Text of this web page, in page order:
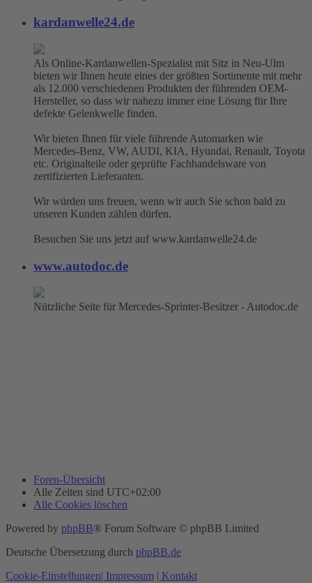
kardanwelle24.de
Als Online-Kardanwellen-Spezialist mit Sitz in Neu-Ulm
bieten wir Ihnen heute eines der größten Sortimente mit mehr
als 12.000 verschiedenen Produkten der führenden OEM-
Hersteller, so dass wir nahezu immer eine Lösung für Ihre
defekte Gelenkwelle finden.
Wir bieten Ihnen für viele führende Automarken wie
Mercedes-Benz, VW, AUDI, KIA, Hyundai, Renault, Toyota
etc. Originalteile oder geprüfte Fachhandelsware von
zertifizierten Lieferanten.
Wir würden uns freuen, wenn wir auch Sie schon bald zu
unseren Kunden zählen dürfen.
Besuchen Sie uns jetzt auf www.kardanwelle24.de
www.autodoc.de
Nützliche Seite für Mercedes-Sprinter-Besitzer - Autodoc.de
Foren-Übersicht
Alle Zeiten sind UTC+02:00
Alle Cookies löschen
Powered by phpBB® Forum Software © phpBB Limited
Deutsche Übersetzung durch phpBB.de
Cookie-Einstellungen| Impressum | Kontakt